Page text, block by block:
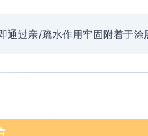
通过亲/疏水作用牢固附着于涂
、Daudi、MOLT-4、